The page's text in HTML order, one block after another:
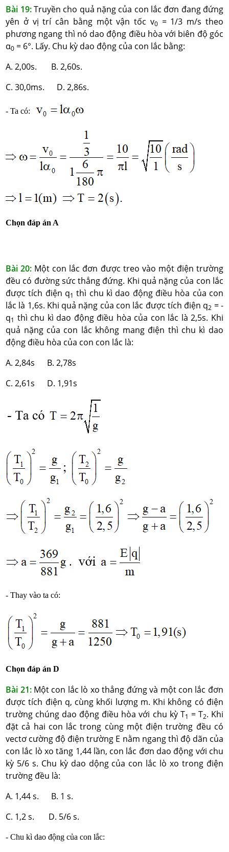
Bài 19: Truyền cho quả nặng của con lắc đơn đang đứng
yên ở vị trí cân bằng một vận tốc v0 = 1/3 m/s theo
phương ngang thì nó dao động điều hòa với biên độ góc
α0 = 6°. Lấy. Chu kỳ dao động của con lắc bằng:
A. 2,00s. B. 2,60s.
C. 30,0ms. D. 2,86s.
- Ta có:
Chọn đáp án A
Bài 20: Một con lắc đơn được treo vào một điện trường
đều có đường sức thẳng đứng. Khi quả nặng của con lắc
được tích điện q1 thì chu kì dao động điều hòa của con
lắc là 1,6s. Khi quả nặng của con lắc được tích điện q2 = -
q1 thì chu kì dao động điều hòa của con lắc là 2,5s. Khi
quả nặng của con lắc không mang điện thì chu kì dao
động điều hòa của con con lắc là:
A. 2,84s B. 2,78s
C. 2,61s D. 1,91s
- Thay vào ta có:
Chọn đáp án D
Bài 21: Một con lắc lò xo thẳng đứng và một con lắc đơn
được tích điện q, cùng khối lượng m. Khi không có điện
trường chúng dao động điều hòa với chu kỳ T1 = T2. Khi
đặt cả hai con lắc trong cùng một điện trường đều có
vectơ cường độ điện trường E nằm ngang thì độ dãn của
con lắc lò xo tăng 1,44 lần, con lắc đơn dao động với chu
kỳ 5/6 s. Chu kỳ dao dộng của con lắc lò xo trong điện
trường đều là:
A. 1,44 s. B. 1 s.
C. 1,2 s. D. 5/6 s.
- Chu kì dao động của con lắc: